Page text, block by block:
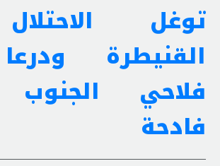
توغل
القنيطرة
فلاحي الجنوب
فادحة